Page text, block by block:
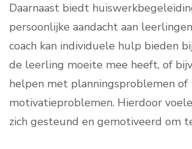
Daarnaast biedt
persoonlijke aandacht aan
coach kan individuele hulp bieden
de leerling moeite mee heeft, of
helpen met planningsproblemen of
motivatieproblemen. Hierdoor
zich gesteund en gemotiveerd om